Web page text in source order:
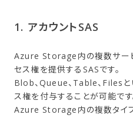
1. アカウントSAS
Azure Storage内の複数サー
セス権を提供するSASです。
Blob、Queue、Table、Files
ス権を付与することが可能です
Azure Storage内の複数タイ